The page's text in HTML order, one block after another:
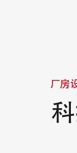
厂房